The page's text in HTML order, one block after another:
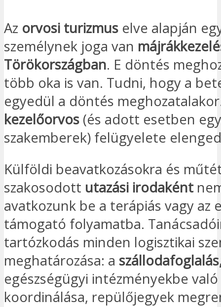
Az orvosi turizmus elve alapján
személynek joga van
Törökországban. E döntés
több oka is van. Tudni, hogy a
egyedül a döntés
kezelőorvos (és adott esetben
szakemberek) felügyelete
Külföldi beavatkozásokra és
szakosodott utazási irodaként
avatkozunk be a terápiás vagy az
támogató folyamatba.
tartózkodás minden logisztikai
meghatározása: a
egészségügyi intézményekbe
koordinálása, repülőjegyek